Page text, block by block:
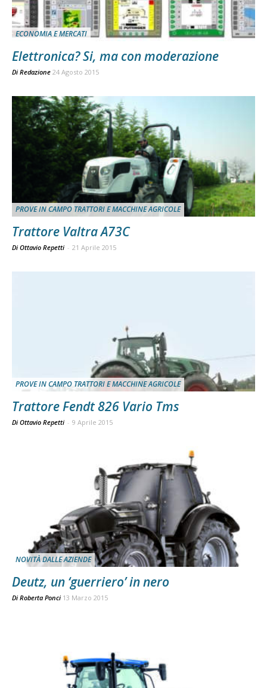
ECONOMIA E MERCATI
Elettronica? Si, ma con moderazione
Di Redazione 24 Agosto 2015
PROVE IN CAMPO TRATTORI E MACCHINE AGRICOLE
Trattore Valtra A73C
Di Ottavio Repetti - 21 Aprile 2015
PROVE IN CAMPO TRATTORI E MACCHINE AGRICOLE
Trattore Fendt 826 Vario Tms
Di Ottavio Repetti - 9 Aprile 2015
NOVITÀ DALLE AZIENDE
Deutz, un ‘guerriero’ in nero
Di Roberta Ponci 13 Marzo 2015